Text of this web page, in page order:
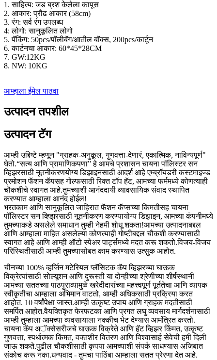
1. साहित्य: जड ब्रश केलेला कापूस
2. आकार: प्रौढ आकार (58cm)
3. रंग: सर्व रंग उपलब्ध
4: लोगो: सानुकूलित लोगो
5. पॅकिंग: 50pcs/पॉलीबॅग/आतील बॉक्स, 200pcs/कार्टून
6. कार्टनचा आकार: 60*45*28CM
7. GW:12KG
8. NW: 10KG
आम्हाला ईमेल पाठवा
उत्पादन तपशील
उत्पादन टॅग
आम्ही उद्दिष्टे म्हणून "ग्राहक-अनुकूल, गुणवत्ता-देणारं, एकात्मिक, नाविन्यपूर्ण"
घेतो.“सत्य आणि प्रामाणिकपणा” हे आमचे प्रशासन चायना पॉलिस्टर सन
व्हिझरसाठी नूतनीकरणयोग्य डिझाइनसाठी आदर्श आहे एम्ब्रॉयडरी कस्टमाइज्ड
प्रमोशन फॅशन कॅपसह गोल्फसाठी रिक्त टॉप हॅट, आमच्या फर्ममध्ये कोणत्याही
चौकशीचे स्वागत आहे.तुमच्याशी आनंददायी व्यावसायिक संवाद स्थापित
करण्यात आम्हाला आनंद होईल!
भरतकाम आणि सानुकूलित जाहिरात फॅशन कॅप्सच्या किंमतीसह चायना
पॉलिस्टर सन व्हिझरसाठी नूतनीकरण करण्यायोग्य डिझाइन, आमच्या कंपनीमध्ये
तुमच्याकडे असलेले समाधान तुम्ही नेहमी शोधू शकता!आमच्या उत्पादनाबद्दल
आणि आम्हाला माहित असलेल्या कोणत्याही गोष्टीबद्दल चौकशी करण्यासाठी
स्वागत आहे आणि आम्ही ऑटो स्पेअर पार्ट्समध्ये मदत करू शकतो.विजय-विजय
परिस्थितीसाठी आम्ही तुमच्यासोबत काम करण्यास उत्सुक आहोत.
चीनच्या 100% व्हर्जिन मटेरियल प्लॅसिटक कॅप व्हिझरच्या घाऊक
विक्रेत्यांसाठी सोल्यूशन आणि दुरूस्ती या दोन्हीच्या श्रेणीच्या शीर्षस्थानी
आमच्या सततच्या पाठपुराव्यामुळे खरेदीदारांच्या महत्त्वपूर्ण पूर्ततेचा आणि व्यापक
स्वीकृतीचा आम्हाला अभिमान वाटतो, आम्ही अधिकसाठी प्रक्रिया करत
आहोत. 10 वर्षांपेक्षा जास्त.आम्ही उत्कृष्ट उपाय आणि ग्राहक मदतीसाठी
समर्पित आहोत.वैयक्तिकृत फेरफटका आणि प्रगत लघु व्यवसाय मार्गदर्शनासाठी
आम्ही तुम्हाला आमच्या व्यवसायाला नक्कीच भेट देण्यास आमंत्रित करतो.
चायना कॅप अॅक्सेसरीजचे घाऊक विक्रेते आणि हॅट व्हिझर किंमत, उत्कृष्ट
गुणवत्ता, स्पर्धात्मक किंमत, वक्तशीर वितरण आणि विश्वासार्ह सेवेची हमी दिली
जाऊ शकते.पुढील चौकशीसाठी कृपया आमच्याशी संपर्क साधण्यास अजिबात
संकोच करू नका.धन्यवाद - तुमचा पाठिंबा आम्हाला सतत प्रेरणा देत आहे.